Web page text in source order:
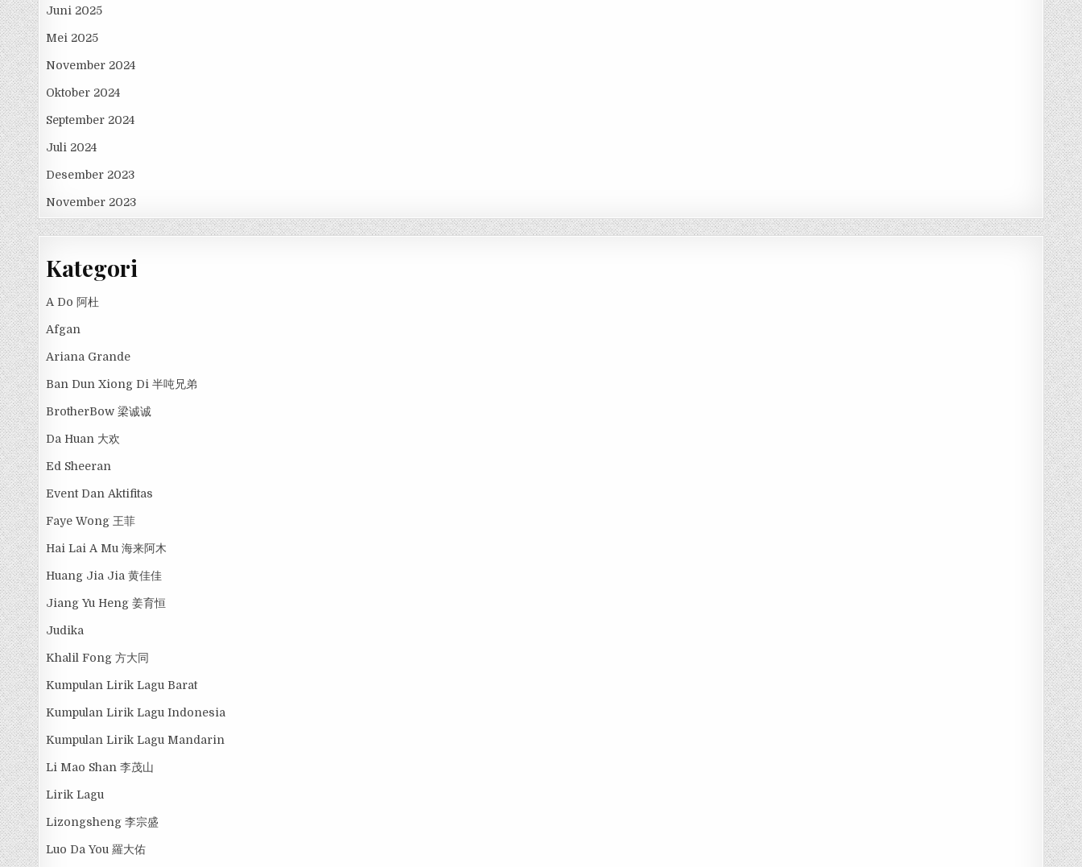
Juni 2025
Mei 2025
November 2024
Oktober 2024
September 2024
Juli 2024
Desember 2023
November 2023
Kategori
A Do 阿杜
Afgan
Ariana Grande
Ban Dun Xiong Di 半吨兄弟
BrotherBow 梁诚诚
Da Huan 大欢
Ed Sheeran
Event Dan Aktifitas
Faye Wong 王菲
Hai Lai A Mu 海来阿木
Huang Jia Jia 黄佳佳
Jiang Yu Heng 姜育恒
Judika
Khalil Fong 方大同
Kumpulan Lirik Lagu Barat
Kumpulan Lirik Lagu Indonesia
Kumpulan Lirik Lagu Mandarin
Li Mao Shan 李茂山
Lirik Lagu
Lizongsheng 李宗盛
Luo Da You 羅大佑